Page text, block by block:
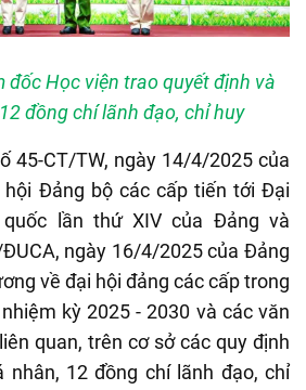
đốc Học viện trao quyết định và
đồng chí lãnh đạo, chỉ huy
45-CT/TW, ngày 14/4/2025 của
hội Đảng bộ các cấp tiến tới Đại
lần thứ XIV của Đảng và
ngày 16/4/2025 của Đảng
về đại hội đảng các cấp trong
kỳ 2025 - 2030 và các văn
quan, trên cơ sở các quy định
nhân, 12 đồng chí lãnh đạo, chỉ